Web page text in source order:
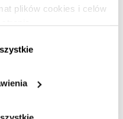
plików cookies i celów
dobrostanu - ebook
złbrutto